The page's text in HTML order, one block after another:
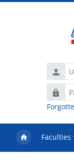
Faculties